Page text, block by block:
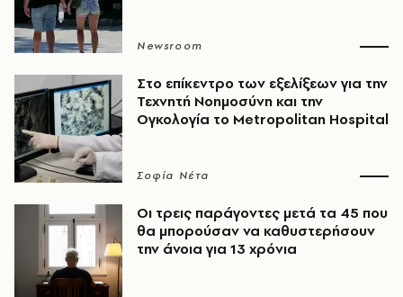
Newsroom
Στο επίκεντρο των εξελίξεων για την
Τεχνητή Νοημοσύνη και την
Ογκολογία το Metropolitan Hospital
Σοφία Νέτα
Οι τρεις παράγοντες μετά τα 45 που
θα μπορούσαν να καθυστερήσουν
την άνοια για 13 χρόνια